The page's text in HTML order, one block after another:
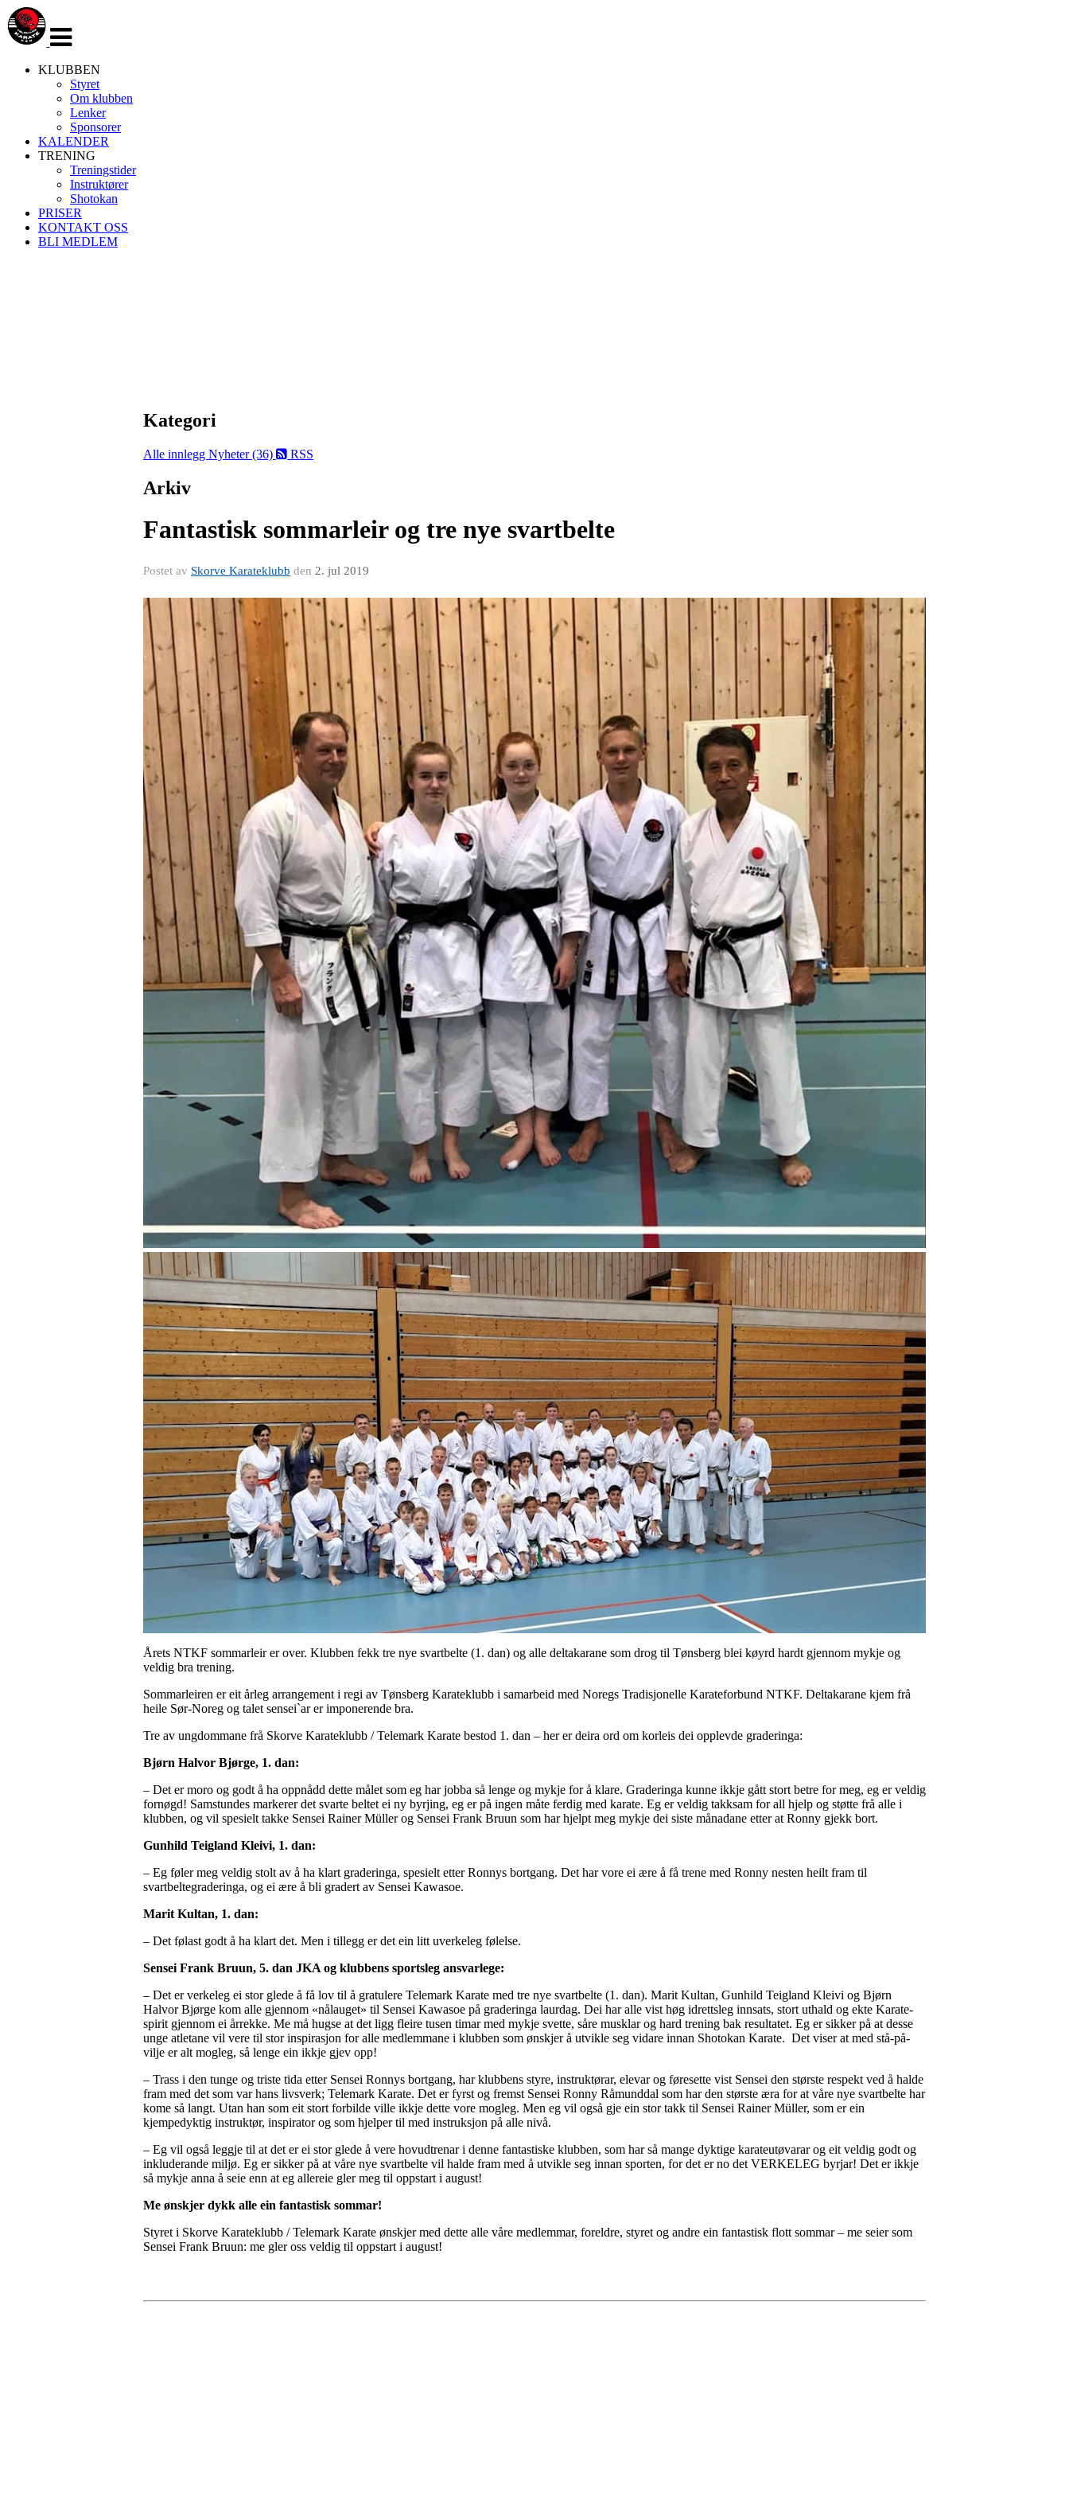
navigasjon
KLUBBEN
Styret
Om klubben
Lenker
Sponsorer
KALENDER
TRENING
Treningstider
Instruktører
Shotokan
PRISER
KONTAKT OSS
BLI MEDLEM
Kategori
Alle innlegg Nyheter (36) RSS
Arkiv
Fantastisk sommarleir og tre nye svartbelte
Postet av Skorve Karateklubb den 2. jul 2019
Årets NTKF sommarleir er over. Klubben fekk tre nye svartbelte (1. dan) og alle deltakarane som drog til Tønsberg blei køyrd hardt gjennom mykje og
veldig bra trening.
Sommarleiren er eit årleg arrangement i regi av Tønsberg Karateklubb i samarbeid med Noregs Tradisjonelle Karateforbund NTKF. Deltakarane kjem frå
heile Sør-Noreg og talet sensei`ar er imponerende bra.
Tre av ungdommane frå Skorve Karateklubb / Telemark Karate bestod 1. dan – her er deira ord om korleis dei opplevde graderinga:
Bjørn Halvor Bjørge, 1. dan:
– Det er moro og godt å ha oppnådd dette målet som eg har jobba så lenge og mykje for å klare. Graderinga kunne ikkje gått stort betre for meg, eg er veldig
fornøgd! Samstundes markerer det svarte beltet ei ny byrjing, eg er på ingen måte ferdig med karate. Eg er veldig takksam for all hjelp og støtte frå alle i
klubben, og vil spesielt takke Sensei Rainer Müller og Sensei Frank Bruun som har hjelpt meg mykje dei siste månadane etter at Ronny gjekk bort.
Gunhild Teigland Kleivi, 1. dan:
– Eg føler meg veldig stolt av å ha klart graderinga, spesielt etter Ronnys bortgang. Det har vore ei ære å få trene med Ronny nesten heilt fram til
svartbeltegraderinga, og ei ære å bli gradert av Sensei Kawasoe.
Marit Kultan, 1. dan:
– Det følast godt å ha klart det. Men i tillegg er det ein litt uverkeleg følelse.
Sensei Frank Bruun, 5. dan JKA og klubbens sportsleg ansvarlege:
– Det er verkeleg ei stor glede å få lov til å gratulere Telemark Karate med tre nye svartbelte (1. dan). Marit Kultan, Gunhild Teigland Kleivi og Bjørn
Halvor Bjørge kom alle gjennom «nålauget» til Sensei Kawasoe på graderinga laurdag. Dei har alle vist høg idrettsleg innsats, stort uthald og ekte Karate-
spirit gjennom ei årrekke. Me må hugse at det ligg fleire tusen timar med mykje svette, såre musklar og hard trening bak resultatet. Eg er sikker på at desse
unge atletane vil vere til stor inspirasjon for alle medlemmane i klubben som ønskjer å utvikle seg vidare innan Shotokan Karate. Det viser at med stå-på-
vilje er alt mogleg, så lenge ein ikkje gjev opp!
– Trass i den tunge og triste tida etter Sensei Ronnys bortgang, har klubbens styre, instruktørar, elevar og føresette vist Sensei den største respekt ved å halde
fram med det som var hans livsverk; Telemark Karate. Det er fyrst og fremst Sensei Ronny Råmunddal som har den største æra for at våre nye svartbelte har
kome så langt. Utan han som eit stort forbilde ville ikkje dette vore mogleg. Men eg vil også gje ein stor takk til Sensei Rainer Müller, som er ein
kjempedyktig instruktør, inspirator og som hjelper til med instruksjon på alle nivå.
– Eg vil også leggje til at det er ei stor glede å vere hovudtrenar i denne fantastiske klubben, som har så mange dyktige karateutøvarar og eit veldig godt og
inkluderande miljø. Eg er sikker på at våre nye svartbelte vil halde fram med å utvikle seg innan sporten, for det er no det VERKELEG byrjar! Det er ikkje
så mykje anna å seie enn at eg allereie gler meg til oppstart i august!
Me ønskjer dykk alle ein fantastisk sommar!
Styret i Skorve Karateklubb / Telemark Karate ønskjer med dette alle våre medlemmar, foreldre, styret og andre ein fantastisk flott sommar – me seier som
Sensei Frank Bruun: me gler oss veldig til oppstart i august!